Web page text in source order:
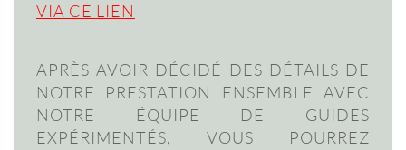
VIA CE LIEN
APRÈS AVOIR DÉCIDÉ DES DÉTAILS DE
NOTRE PRESTATION ENSEMBLE AVEC
NOTRE ÉQUIPE DE GUIDES
EXPÉRIMENTÉS, VOUS POURREZ